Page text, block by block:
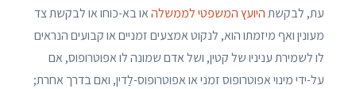
עת, לבקשתהיועץ המשפטי לממשלהאו בא-כוחו או לבקשת צד
מעונין ואף מיזמתו הוא, לנקוט אמצעים זמניים או קבועים הנראים
לו לשמירת עניניו של קטין, ושל אדם שמונה לו אפוטרופוס, אם
על-ידי מינוי אפוטרופוס זמני או אפוטרופוס-לַדין, ואם בדרך אחרת;